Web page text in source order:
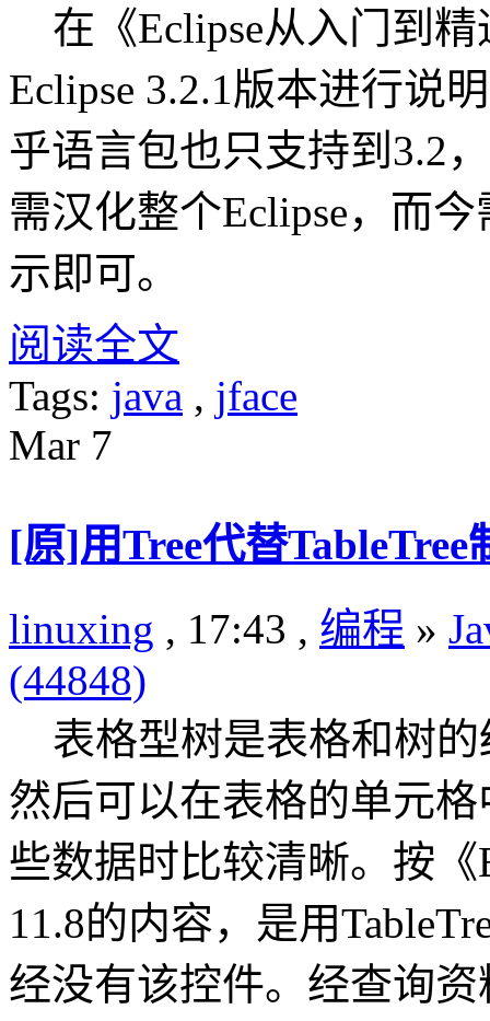
在《Eclipse从入门到
Eclipse 3.2.1版本进行说
乎语言包也只支持到3.2
需汉化整个Eclipse，而
示即可。
阅读全文
Tags: java , jface
Mar 7
[原]用Tree代替TableTree
linuxing , 17:43 , 编程 »
(44848)
表格型树是表格和树的
然后可以在表格的单元
些数据时比较清晰。按
11.8的内容，是用
经没有该控件。经查询资